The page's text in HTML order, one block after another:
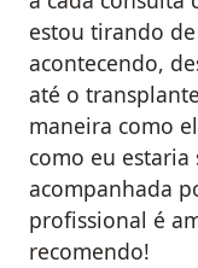
estou tirando
acontecendo,
até o
maneira como
como eu estaria
acompanhada
profissional é
recomendo!